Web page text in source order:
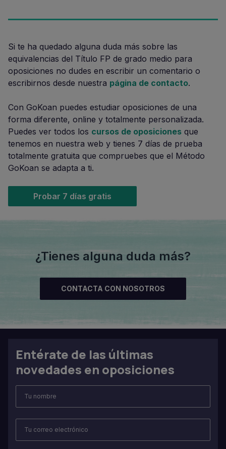
Si te ha quedado alguna duda más sobre las
equivalencias del Título FP de grado medio para
oposiciones no dudes en escribir un comentario o
escribirnos desde nuestra página de contacto.
Con GoKoan puedes estudiar oposiciones de una
forma diferente, online y totalmente personalizada.
Puedes ver todos los cursos de oposiciones que
tenemos en nuestra web y tienes 7 días de prueba
totalmente gratuita que compruebes que el Método
GoKoan se adapta a ti.
Probar 7 días gratis
¿Tienes alguna duda más?
CONTACTA CON NOSOTROS
Entérate de las últimas
novedades en oposiciones